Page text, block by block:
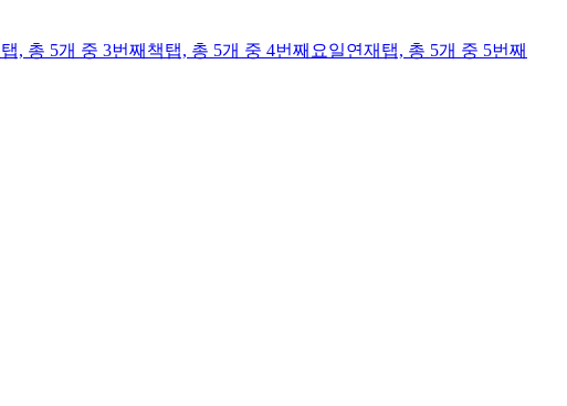
탭, 총 5개 중 3번째 책탭, 총 5개 중 4번째 요일연재 탭, 총 5개 중 5번째